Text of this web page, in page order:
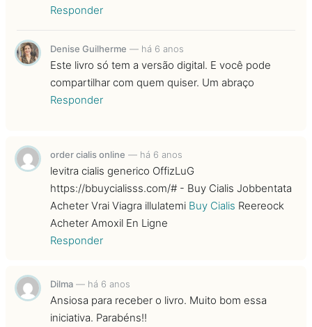
Responder
Denise Guilherme — há 6 anos
Este livro só tem a versão digital. E você pode
compartilhar com quem quiser. Um abraço
Responder
order cialis online — há 6 anos
levitra cialis generico OffizLuG
https://bbuycialisss.com/# - Buy Cialis Jobbentata
Acheter Vrai Viagra illulatemi Buy Cialis Reereock
Acheter Amoxil En Ligne
Responder
Dilma — há 6 anos
Ansiosa para receber o livro. Muito bom essa
iniciativa. Parabéns!!